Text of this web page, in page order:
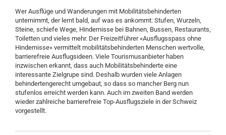
Wer Ausflüge und Wanderungen mit Mobilitätsbehinderten
unternimmt, der lernt bald, auf was es ankommt: Stufen, Wurzeln,
Steine, schiefe Wege, Hindernisse bei Bahnen, Bussen, Restaurants,
Toiletten und vieles mehr. Der Freizeitführer «Ausflugsspass ohne
Hindernisse» vermittelt mobilitätsbehinderten Menschen wertvolle,
barrierefreie Ausflugsideen. Viele Tourismusanbieter haben
inzwischen erkannt, dass auch Mobilitätsbehinderte eine
interessante Zielgrupe sind. Deshalb wurden viele Anlagen
behindertengerecht umgebaut, so dass so mancher Berg nun
stufenlos erreicht werden kann. Auch im zweiten Band werden
wieder zahlreiche barrierefreie Top-Ausflugsziele in der Schweiz
vorgestellt.